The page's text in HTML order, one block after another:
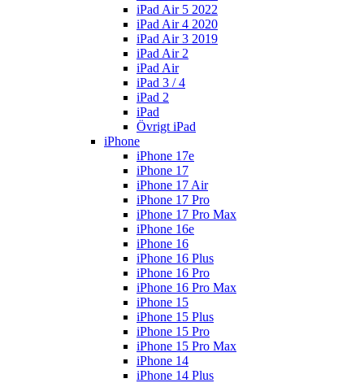
iPad Air 5 2022
iPad Air 4 2020
iPad Air 3 2019
iPad Air 2
iPad Air
iPad 3 / 4
iPad 2
iPad
Övrigt iPad
iPhone
iPhone 17e
iPhone 17
iPhone 17 Air
iPhone 17 Pro
iPhone 17 Pro Max
iPhone 16e
iPhone 16
iPhone 16 Plus
iPhone 16 Pro
iPhone 16 Pro Max
iPhone 15
iPhone 15 Plus
iPhone 15 Pro
iPhone 15 Pro Max
iPhone 14
iPhone 14 Plus